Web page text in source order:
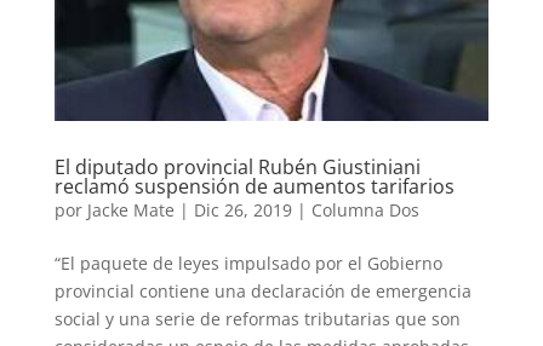
El diputado provincial Rubén Giustiniani
reclamó suspensión de aumentos tarifarios
por Jacke Mate | Dic 26, 2019| Columna Dos
“El paquete de leyes impulsado por el Gobierno
provincial contiene una declaración de emergencia
social y una serie de reformas tributarias que son